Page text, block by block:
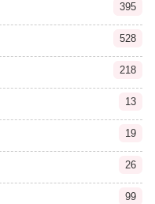
395
528
218
13
19
26
99